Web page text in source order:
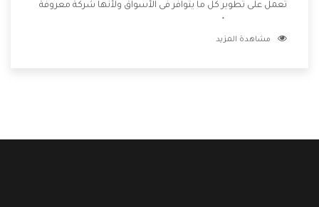
تعمل على تطوير كل ما يتوافر فى الأسواق ولأنها شركة معروفة
للعملاء أقوى العروض والخصومات التى تسهل على المستهلك
مشاهدة المزيد